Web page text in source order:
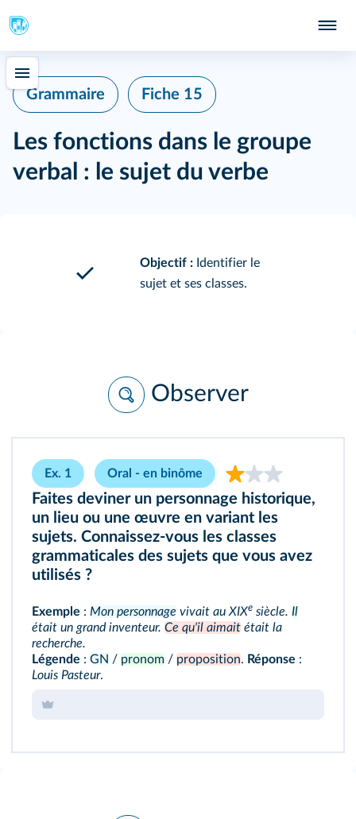
Grammaire Fiche 15
Les fonctions dans le groupe
verbal : le sujet du verbe
Objectif : Identifier le
sujet et ses classes.
Observer
Ex. 1 Oral - en binôme
Faites deviner un personnage historique,
un lieu ou une œuvre en variant les
sujets. Connaissez-vous les classes
grammaticales des sujets que vous avez
utilisés ?
Exemple : Mon personnage vivait au XIXe siècle. Il
était un grand inventeur. Ce qu'il aimait était la
recherche.
Légende : GN / pronom / proposition. Réponse :
Louis Pasteur.